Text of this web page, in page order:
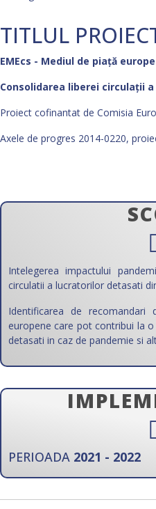
TITLUL
EMEcs - Mediul de piață
Consolidarea liberei circulații
Proiect cofinantat de Comisia
Axele de progres 2014-0220,
Intelegerea impactului
circulatii a lucratorilor detasati
Identificarea de
europene care pot contribui la
detasati in caz de pandemie si
PERIOADA 2021 - 2022